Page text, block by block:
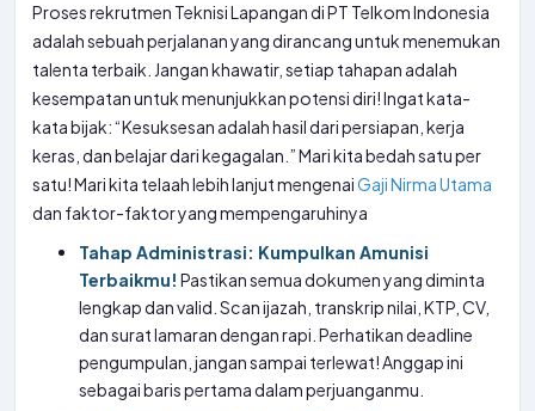
Proses rekrutmen Teknisi Lapangan di PT Telkom Indonesia
adalah sebuah perjalanan yang dirancang untuk menemukan
talenta terbaik. Jangan khawatir, setiap tahapan adalah
kesempatan untuk menunjukkan potensi diri! Ingat kata-
kata bijak: “Kesuksesan adalah hasil dari persiapan, kerja
keras, dan belajar dari kegagalan.” Mari kita bedah satu per
satu! Mari kita telaah lebih lanjut mengenaiGaji Nirma Utama
dan faktor-faktor yang mempengaruhinya
Tahap Administrasi: Kumpulkan Amunisi
Terbaikmu! Pastikan semua dokumen yang diminta
lengkap dan valid. Scan ijazah, transkrip nilai, KTP, CV,
dan surat lamaran dengan rapi. Perhatikan deadline
pengumpulan, jangan sampai terlewat! Anggap ini
sebagai baris pertama dalam perjuanganmu.